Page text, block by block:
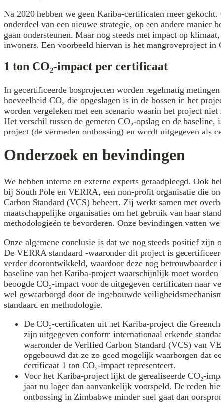
Na 2020 hebben we geen Kariba-certificaten meer gekocht.
onderdeel van een nieuwe strategie, op een andere manier
gaan ondersteunen. Maar nog steeds met impact op
inwoners. Een voorbeeld hiervan is het mangroveproject in
1 ton CO₂-impact per certificaat
In gecertificeerde bosprojecten worden regelmatig metingen
hoeveelheid CO₂ die opgeslagen is in de bossen in het
worden vergeleken met een scenario waarin het project niet
Het verschil tussen de gemeten CO₂-opslag en de baseline,
project (de vermeden ontbossing) en wordt uitgegeven als
Onderzoek en bevindingen
We hebben interne en externe experts geraadpleegd. Ook
bij South Pole en VERRA, een non-profit organisatie die
Carbon Standard (VCS) beheert. Zij werkt samen met
maatschappelijke organisaties om het gebruik van haar
methodologieën te bevorderen. Onze bevindingen vatten
Onze algemene conclusie is dat we nog steeds positief zijn
De VERRA standaard -waaronder dit project is
verder doorontwikkeld, waardoor deze nog betrouwbaarder
baseline van het Kariba-project waarschijnlijk moet
beoogde CO₂-impact voor de uitgegeven certificaten naar
wel gewaarborgd door de ingebouwde
standaard en methodologie.
De CO₂-certificaten uit het Kariba-project die
zijn uitgegeven conform internationaal erkende
waaronder de Verified Carbon Standard (VCS) van
opgebouwd dat ze zo goed mogelijk waarborgen dat
certificaat 1 ton CO₂-impact representeert.
Voor het Kariba-project lijkt de gerealiseerde CO₂-
jaar nu lager dan aanvankelijk voorspeld. De reden
ontbossing in Zimbabwe minder snel gaat dan